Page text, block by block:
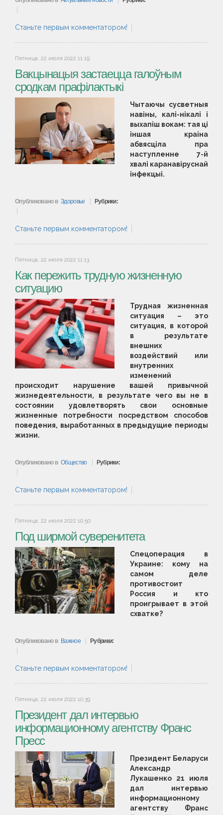
Станьте первым комментатором!
Пятница, 22 июля 2022 11:19
Вакцынацыя застаецца галоўным
сродкам прафілактыкі
Чытаючы сусветныя
навіны, калі-нікалі і
выхапіш вокам: тая ці
іншая краіна
абвясціла пра
наступленне 7-й
хвалі каранавіруснай
інфекцыі.
Опубликовано в Здоровье Рубрики:
Станьте первым комментатором!
Пятница, 22 июля 2022 11:13
Как пережить трудную жизненную
ситуацию
Трудная жизненная
ситуация – это
ситуация, в которой
в результате
внешних
воздействий или
внутренних
изменений
происходит нарушение вашей привычной
жизнедеятельности, в результате чего вы не в
состоянии удовлетворять свои основные
жизненные потребности посредством способов
поведения, выработанных в предыдущие периоды
жизни.
Опубликовано в Общество Рубрики:
Станьте первым комментатором!
Пятница, 22 июля 2022 10:50
Под ширмой суверенитета
Спецоперация в
Украине: кому на
самом деле
противостоит
Россия и кто
проигрывает в этой
схватке?
Опубликовано в Важное Рубрики:
Станьте первым комментатором!
Пятница, 22 июля 2022 10:39
Президент дал интервью
информационному агентству Франс
Пресс
Президент Беларуси
Александр
Лукашенко 21 июля
дал интервью
информационному
агентству Франс